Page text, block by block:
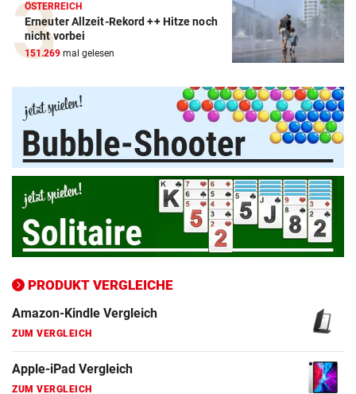
ÖSTERREICH
Erneuter Allzeit-Rekord ++ Hitze noch
nicht vorbei
151.269 mal gelesen
PRODUKT VERGLEICHE
Amazon-Kindle Vergleich
ZUM VERGLEICH
Apple-iPad Vergleich
ZUM VERGLEICH
Apple-iPhone Vergleich
ZUM VERGLEICH
Apple Macbook Vergleich
ZUM VERGLEICH
Bluetooth Lautsprecher Vergleich